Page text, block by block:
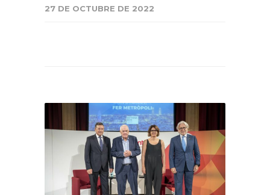
27 DE OCTUBRE DE 2022